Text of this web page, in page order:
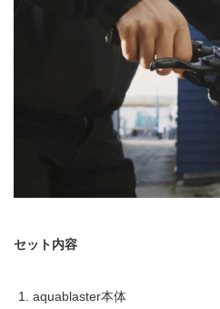
セット内容
aquablaster本体